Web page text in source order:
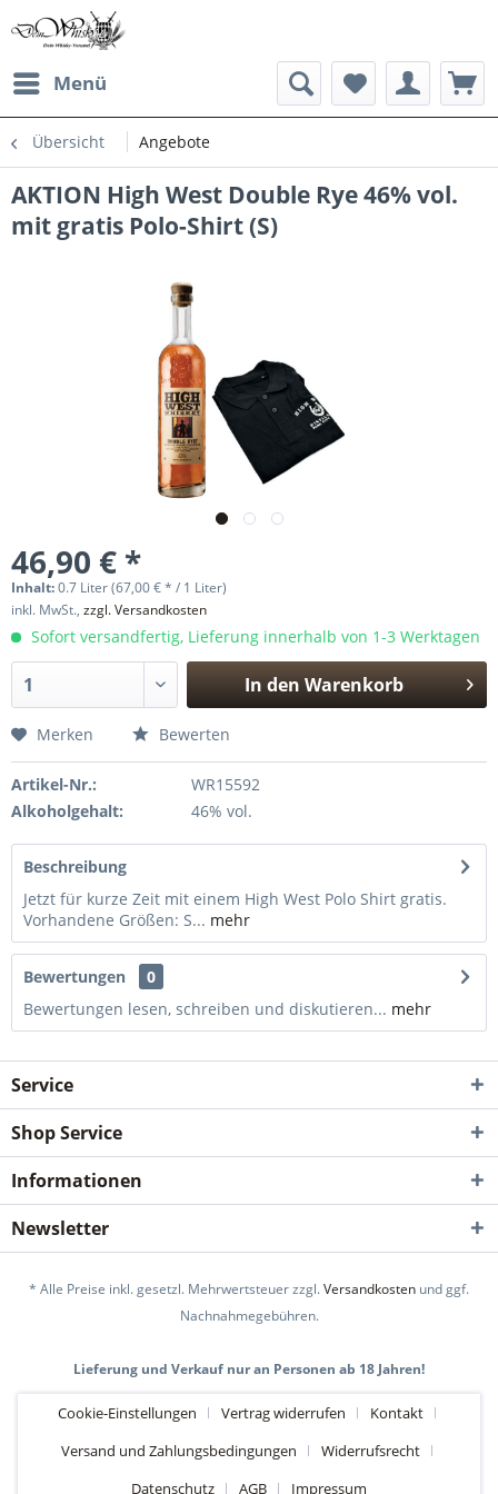
Menü
Übersicht Angebote
AKTION High West Double Rye 46% vol.
mit gratis Polo-Shirt (S)
46,90 € *
Inhalt:0.7 Liter (67,00 € * / 1 Liter)
inkl. MwSt., zzgl. Versandkosten
Sofort versandfertig, Lieferung innerhalb von 1-3 Werktagen
In den Warenkorb
Merken Bewerten
Artikel-Nr.:
WR15592
Alkoholgehalt:
46% vol.
Beschreibung
Jetzt für kurze Zeit mit einem High West Polo Shirt gratis.
Vorhandene Größen: S... mehr
Bewertungen
0
Bewertungen lesen, schreiben und diskutieren... mehr
Service
Shop Service
Informationen
Newsletter
* Alle Preise inkl. gesetzl. Mehrwertsteuer zzgl.Versandkosten und ggf.
Nachnahmegebühren.
Lieferung und Verkauf nur an Personen ab 18 Jahren!
Cookie-Einstellungen Vertrag widerrufen
Kontakt
Versand und Zahlungsbedingungen
Widerrufsrecht
Datenschutz
AGB Impressum